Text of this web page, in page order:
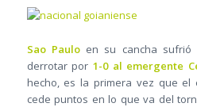
Sao Pauloen su cancha sufrió
derrotar por 1-0 al emergente
hecho, es la primera vez que el
cede puntos en lo que va del